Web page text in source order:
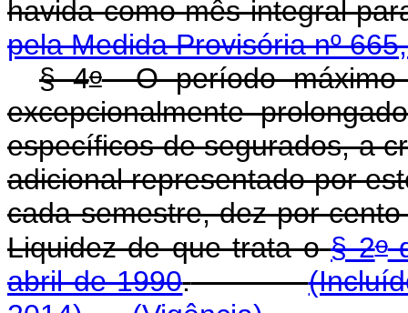
havida como mês integral
pela Medida Provisória nº
§ 4oO período
excepcionalmente
específicos de segurados, a
adicional representado por
cada semestre, dez por
Liquidez de que trata o § 2o
abril de 1990.